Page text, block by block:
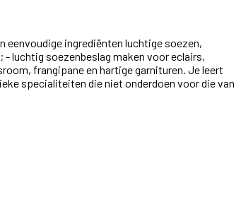
eenvoudige ingrediënten luchtige soezen,
- luchtig soezenbeslag maken voor eclairs,
frangipane en hartige garnituren. Je leert
specialiteiten die niet onderdoen voor die van